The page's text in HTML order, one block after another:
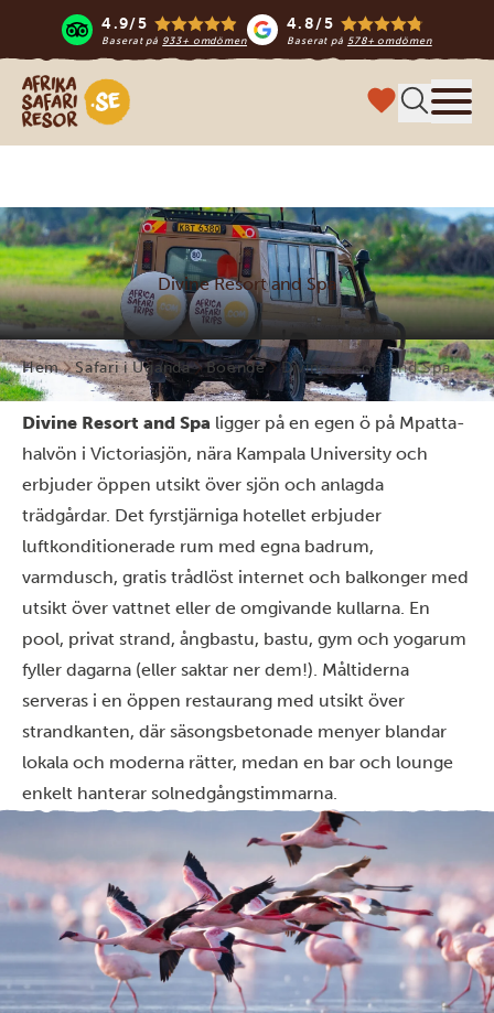
4.9/5
Baserat på 933+ omdömen
4.8/5
Baserat på 578+ omdömen
Safari-resor i Afrika
Divine Resort and Spa
Hem Safari i Uganda Boende Divine Resort and Spa
Divine Resort and Spa ligger på en egen ö på Mpatta-
halvön i Victoriasjön, nära Kampala University och
erbjuder öppen utsikt över sjön och anlagda
trädgårdar. Det fyrstjärniga hotellet erbjuder
luftkonditionerade rum med egna badrum,
varmdusch, gratis trådlöst internet och balkonger med
utsikt över vattnet eller de omgivande kullarna. En
pool, privat strand, ångbastu, bastu, gym och yogarum
fyller dagarna (eller saktar ner dem!). Måltiderna
serveras i en öppen restaurang med utsikt över
strandkanten, där säsongsbetonade menyer blandar
lokala och moderna rätter, medan en bar och lounge
enkelt hanterar solnedgångstimmarna.